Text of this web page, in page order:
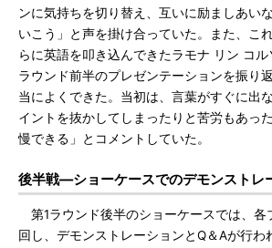
ンに気持ちを切り替え、互いに励ましあい
いこう」と声を掛け合っていた。また、こ
らに英語を叩き込んできたラモナ リン コル
ラウンド前半のプレゼンテーションを振り
当によくできた。当初は、言葉がすぐに出
イントを抜かしてしまったりと苦労もあっ
慢できる」とコメントしていた。
後半戦―ショーケースでのデモンストレ
第1ラウンド後半のショーケースでは、各
回し、デモンストレーションとQ＆Aが行わ